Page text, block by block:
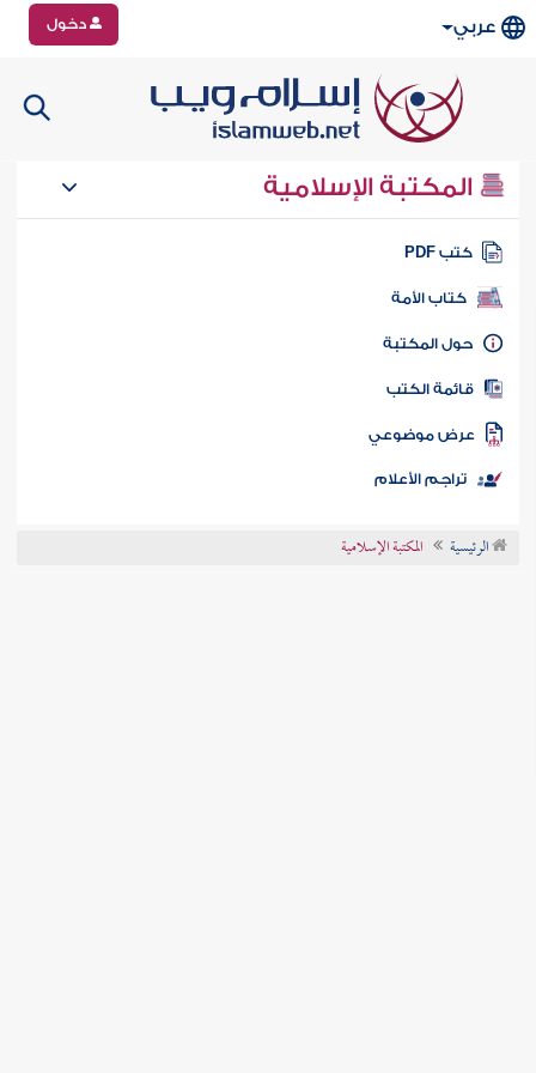
عربي دخول
المكتبة الإسلامية
كتب PDF
كتاب الأمة
المكتبة
الكتب
موضوعي
تراجم الأعلام
الرئيسية المكتبة الإسلامية